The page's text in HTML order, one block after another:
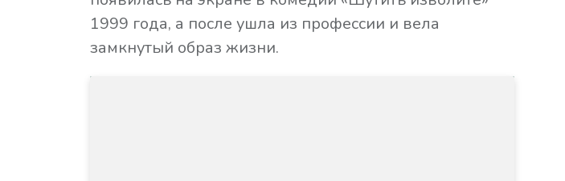
1999 года, а после ушла из профессии и вела
замкнутый образ жизни.